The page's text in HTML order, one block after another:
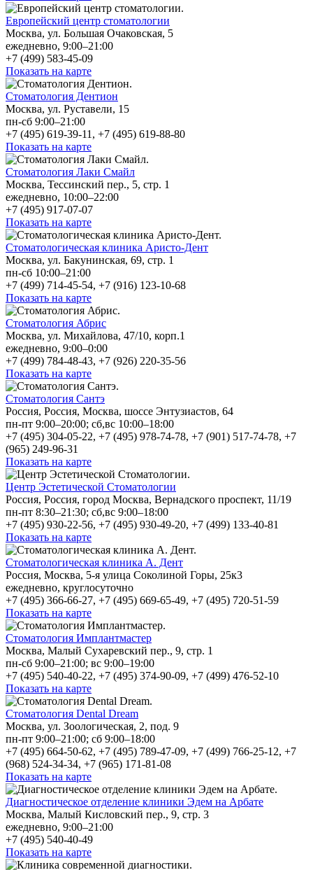
Европейский центр стоматологии
Москва, ул. Большая Очаковская, 5
ежедневно, 9:00–21:00
+7 (499) 583-45-09
Показать на карте
Стоматология Дентион
Москва, ул. Руставели, 15
пн-сб 9:00–21:00
+7 (495) 619-39-11, +7 (495) 619-88-80
Показать на карте
Стоматология Лаки Смайл
Москва, Тессинский пер., 5, стр. 1
ежедневно, 10:00–22:00
+7 (495) 917-07-07
Показать на карте
Стоматологическая клиника Аристо-Дент
Москва, ул. Бакунинская, 69, стр. 1
пн-сб 10:00–21:00
+7 (499) 714-45-54, +7 (916) 123-10-68
Показать на карте
Стоматология Абрис
Москва, ул. Михайлова, 47/10, корп.1
ежедневно, 9:00–0:00
+7 (499) 784-48-43, +7 (926) 220-35-56
Показать на карте
Стоматология Сантэ
Россия, Россия, Москва, шоссе Энтузиастов, 64
пн-пт 9:00–20:00; сб,вс 10:00–18:00
+7 (495) 304-05-22, +7 (495) 978-74-78, +7 (901) 517-74-78, +7
(965) 249-96-31
Показать на карте
Центр Эстетической Стоматологии
Россия, Россия, город Москва, Вернадского проспект, 11/19
пн-пт 8:30–21:30; сб,вс 9:00–18:00
+7 (495) 930-22-56, +7 (495) 930-49-20, +7 (499) 133-40-81
Показать на карте
Стоматологическая клиника А. Дент
Россия, Москва, 5-я улица Соколиной Горы, 25к3
ежедневно, круглосуточно
+7 (495) 366-66-27, +7 (495) 669-65-49, +7 (495) 720-51-59
Показать на карте
Стоматология Имплантмастер
Москва, Малый Сухаревский пер., 9, стр. 1
пн-сб 9:00–21:00; вс 9:00–19:00
+7 (495) 540-40-22, +7 (495) 374-90-09, +7 (499) 476-52-10
Показать на карте
Стоматология Dental Dream
Москва, ул. Зоологическая, 2, под. 9
пн-пт 9:00–21:00; сб 9:00–18:00
+7 (495) 664-50-62, +7 (495) 789-47-09, +7 (499) 766-25-12, +7
(968) 524-34-34, +7 (965) 171-81-08
Показать на карте
Диагностическое отделение клиники Эдем на Арбате
Москва, Малый Кисловский пер., 9, стр. 3
ежедневно, 9:00–21:00
+7 (495) 540-40-49
Показать на карте